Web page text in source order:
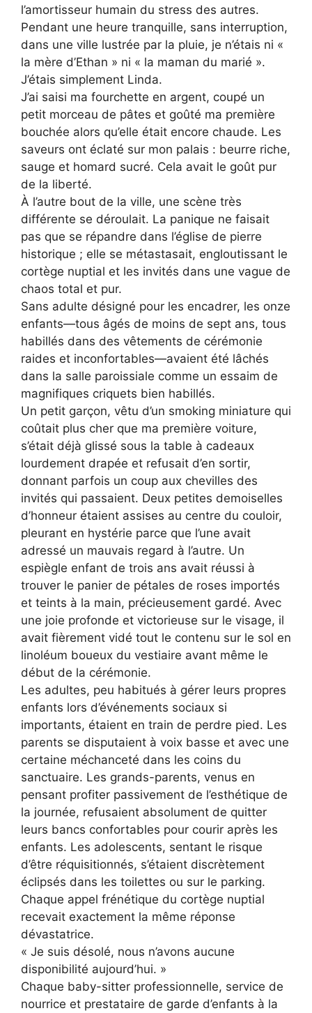
l’amortisseur humain du stress des autres.
Pendant une heure tranquille, sans interruption,
dans une ville lustrée par la pluie, je n’étais ni «
la mère d’Ethan » ni « la maman du marié ».
J’étais simplement Linda.
J’ai saisi ma fourchette en argent, coupé un
petit morceau de pâtes et goûté ma première
bouchée alors qu’elle était encore chaude. Les
saveurs ont éclaté sur mon palais : beurre riche,
sauge et homard sucré. Cela avait le goût pur
de la liberté.
À l’autre bout de la ville, une scène très
différente se déroulait. La panique ne faisait
pas que se répandre dans l’église de pierre
historique ; elle se métastasait, engloutissant le
cortège nuptial et les invités dans une vague de
chaos total et pur.
Sans adulte désigné pour les encadrer, les onze
enfants—tous âgés de moins de sept ans, tous
habillés dans des vêtements de cérémonie
raides et inconfortables—avaient été lâchés
dans la salle paroissiale comme un essaim de
magnifiques criquets bien habillés.
Un petit garçon, vêtu d’un smoking miniature qui
coûtait plus cher que ma première voiture,
s’était déjà glissé sous la table à cadeaux
lourdement drapée et refusait d’en sortir,
donnant parfois un coup aux chevilles des
invités qui passaient. Deux petites demoiselles
d’honneur étaient assises au centre du couloir,
pleurant en hystérie parce que l’une avait
adressé un mauvais regard à l’autre. Un
espiègle enfant de trois ans avait réussi à
trouver le panier de pétales de roses importés
et teints à la main, précieusement gardé. Avec
une joie profonde et victorieuse sur le visage, il
avait fièrement vidé tout le contenu sur le sol en
linoléum boueux du vestiaire avant même le
début de la cérémonie.
Les adultes, peu habitués à gérer leurs propres
enfants lors d’événements sociaux si
importants, étaient en train de perdre pied. Les
parents se disputaient à voix basse et avec une
certaine méchanceté dans les coins du
sanctuaire. Les grands-parents, venus en
pensant profiter passivement de l’esthétique de
la journée, refusaient absolument de quitter
leurs bancs confortables pour courir après les
enfants. Les adolescents, sentant le risque
d’être réquisitionnés, s’étaient discrètement
éclipsés dans les toilettes ou sur le parking.
Chaque appel frénétique du cortège nuptial
recevait exactement la même réponse
dévastatrice.
« Je suis désolé, nous n’avons aucune
disponibilité aujourd’hui. »
Chaque baby-sitter professionnelle, service de
nourrice et prestataire de garde d’enfants à la